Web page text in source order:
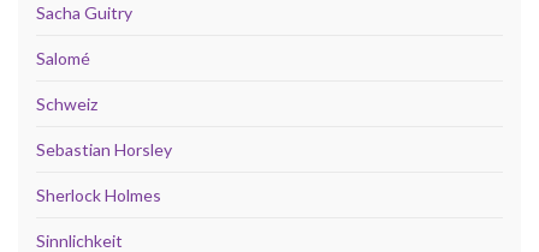
Sacha Guitry
Salomé
Schweiz
Sebastian Horsley
Sherlock Holmes
Sinnlichkeit